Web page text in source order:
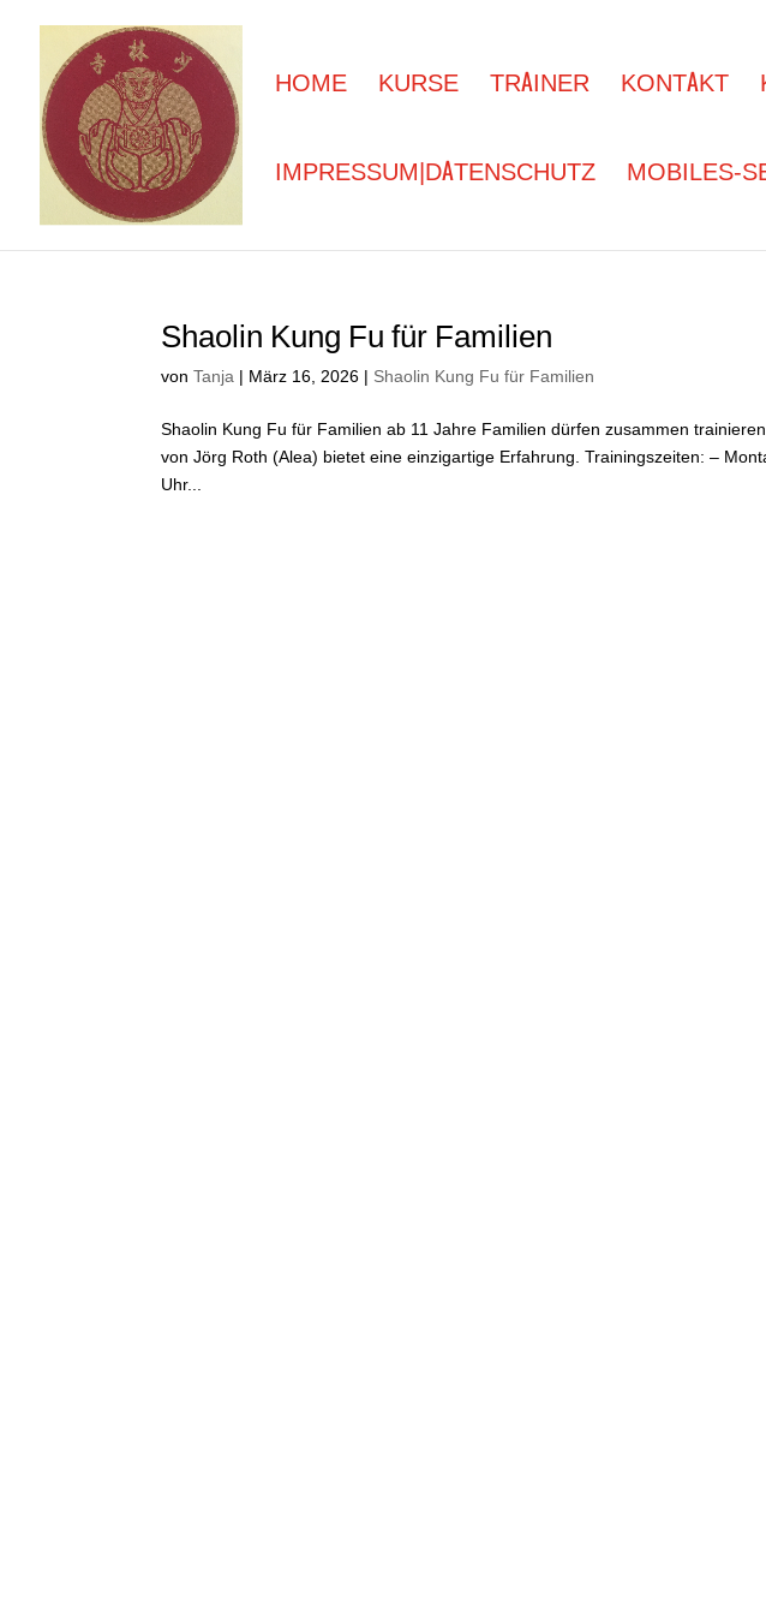
HOME KURSE TRAINER KONTAKT
IMPRESSUM|DATENSCHUTZ MOBILES-
Shaolin Kung Fu für Familien
vonTanja | März 16, 2026 | Shaolin Kung Fu für Familien
Shaolin Kung Fu für Familien ab 11 Jahre Familien dürfen zusammen
von Jörg Roth (Alea) bietet eine einzigartige Erfahrung. Trainingszeiten: –
Uhr...